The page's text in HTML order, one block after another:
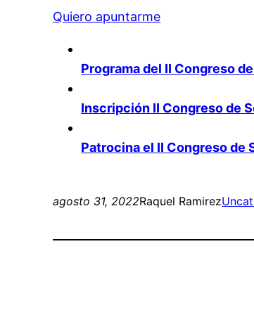
Quiero apuntarme
Programa del II Congreso
Inscripción II Congreso de
Patrocina el II Congreso de
agosto 31, 2022Raquel Ramirez